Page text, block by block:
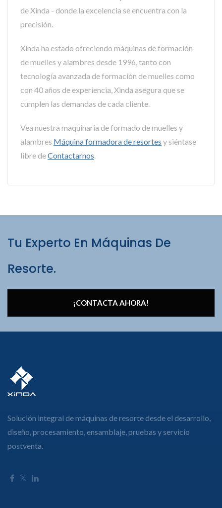
de Xinda - donde la excelencia se encuentra con la
precisión.
Xinda ha estado ofreciendo máquinas de formación
de muelles y alambres desde 1996, tanto con
tecnología avanzada de formación de muelles como
con 40 años de experiencia, Xinda asegura que se
cumplen las demandas de cada cliente.
Vea nuestra maquinaria de formado de muelles y
alambres Máquina formadora de resortes y siéntase
libre deContactarnos
Tu Experto En Máquinas De
Resorte.
¡CONTACTA AHORA!
Solución integral de máquinas de resorte desde el desarrollo,
diseño, procesamiento, ensamblaje, pruebas y servicio
postventa.